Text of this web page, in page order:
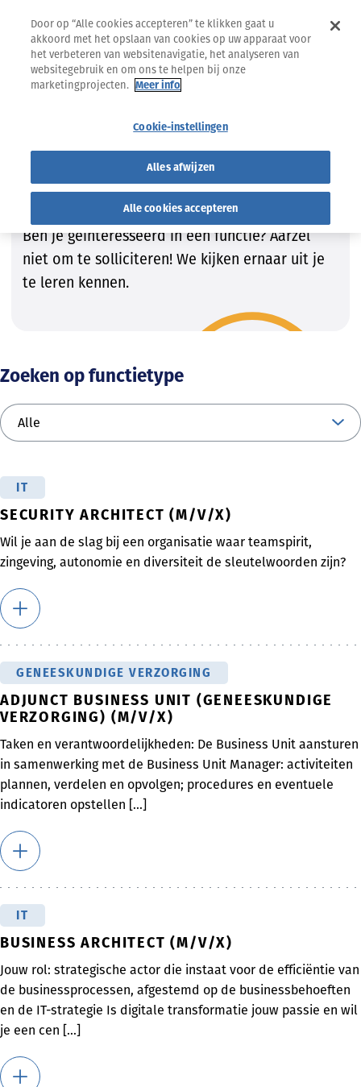
Vind de job die bij JOU past!
Wij zijn steeds op zoek naar getalenteerde
kandidaten om onze teams te vervolledigen.
Ben je geïnteresseerd in een functie? Aarzel
niet om te solliciteren! We kijken ernaar uit je
te leren kennen.
Zoeken op functietype
IT
SECURITY ARCHITECT (M/V/X)
Wil je aan de slag bij een organisatie waar teamspirit,
zingeving, autonomie en diversiteit de sleutelwoorden zijn?
GENEESKUNDIGE VERZORGING
ADJUNCT BUSINESS UNIT (GENEESKUNDIGE
VERZORGING) (M/V/X)
Taken en verantwoordelijkheden: De Business Unit aansturen
in samenwerking met de Business Unit Manager: activiteiten
plannen, verdelen en opvolgen; procedures en eventuele
indicatoren opstellen [...]
IT
BUSINESS ARCHITECT (M/V/X)
Jouw rol: strategische actor die instaat voor de efficiëntie van
de businessprocessen, afgestemd op de businessbehoeften
en de IT-strategie Is digitale transformatie jouw passie en wil
je een cen [...]
Door op “Alle cookies accepteren” te klikken gaat u
akkoord met het opslaan van cookies op uw apparaat voor
het verbeteren van websitenavigatie, het analyseren van
websitegebruik en om ons te helpen bij onze
marketingprojecten. Meer info
Cookie-instellingen
Alles afwijzen
Alle cookies accepteren